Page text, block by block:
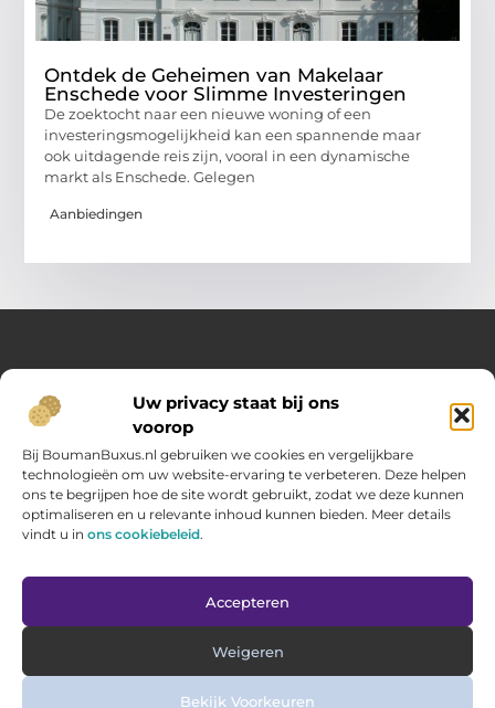
Uw privacy staat bij ons
voorop
Bij BoumanBuxus.nl gebruiken we cookies en vergelijkbare
technologieën om uw website-ervaring te verbeteren. Deze helpen
ons te begrijpen hoe de site wordt gebruikt, zodat we deze kunnen
optimaliseren en u relevante inhoud kunnen bieden. Meer details
vindt u in ons cookiebeleid.
Accepteren
Weigeren
Bekijk Voorkeuren
Ontdek de Geheimen van Makelaar
Enschede voor Slimme Investeringen
De zoektocht naar een nieuwe woning of een
investeringsmogelijkheid kan een spannende maar
ook uitdagende reis zijn, vooral in een dynamische
markt als Enschede. Gelegen
Aanbiedingen
Over Opelweb
Jouw startpunt voor handige tips en inspirerende artikelen
Op Opelweb.nl vind je een gevarieerd aanbod aan blogs en
content die je helpen meer uit je dag te halen – van nuttige
adviezen tot verrassende inzichten voor in het dagelijks leven.
Main Links
Bericht categorie